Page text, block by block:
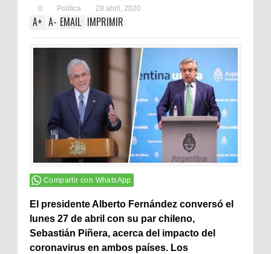
0 Política 28 abril, 2020
A+ A- EMAIL IMPRIMIR
Compartir con WhatsApp
El presidente Alberto Fernández conversó el
lunes 27 de abril con su par chileno,
Sebastián Piñera, acerca del impacto del
coronavirus en ambos países. Los